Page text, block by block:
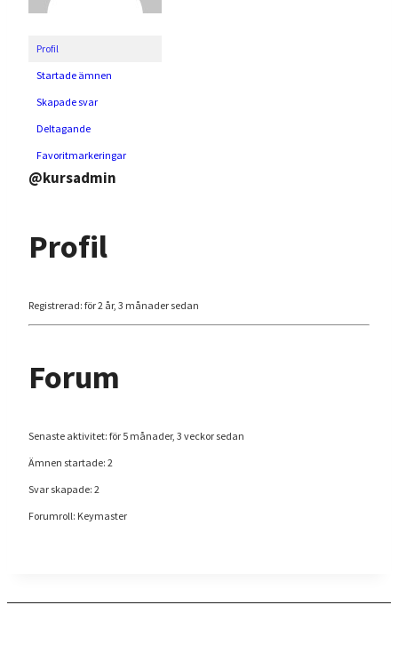
Profil
Startade ämnen
Skapade svar
Deltagande
Favoritmarkeringar
@kursadmin
Profil
Registrerad: för 2 år, 3 månader sedan
Forum
Senaste aktivitet: för 5 månader, 3 veckor sedan
Ämnen startade: 2
Svar skapade: 2
Forumroll: Keymaster